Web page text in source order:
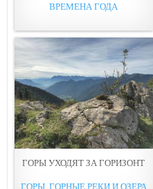
ВРЕМЕНА ГОДА
ГОРЫ УХОДЯТ ЗА ГОРИЗОНТ
ГОРЫ, ГОРНЫЕ РЕКИ И ОЗЕРА